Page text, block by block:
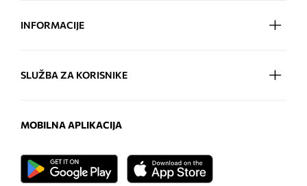
INFORMACIJE
SLUŽBA ZA KORISNIKE
MOBILNA APLIKACIJA